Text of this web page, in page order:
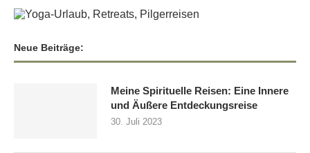
Neue Beiträge:
Meine Spirituelle Reisen: Eine Innere
und Äußere Entdeckungsreise
30. Juli 2023